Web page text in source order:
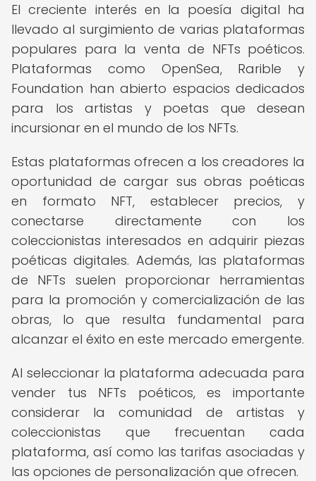
El creciente interés en la poesía digital ha
llevado al surgimiento de varias plataformas
populares para la venta de NFTs poéticos.
Plataformas como OpenSea, Rarible y
Foundation han abierto espacios dedicados
para los artistas y poetas que desean
incursionar en el mundo de los NFTs.
Estas plataformas ofrecen a los creadores la
oportunidad de cargar sus obras poéticas
en formato NFT, establecer precios, y
conectarse directamente con los
coleccionistas interesados en adquirir piezas
poéticas digitales. Además, las plataformas
de NFTs suelen proporcionar herramientas
para la promoción y comercialización de las
obras, lo que resulta fundamental para
alcanzar el éxito en este mercado emergente.
Al seleccionar la plataforma adecuada para
vender tus NFTs poéticos, es importante
considerar la comunidad de artistas y
coleccionistas que frecuentan cada
plataforma, así como las tarifas asociadas y
las opciones de personalización que ofrecen.